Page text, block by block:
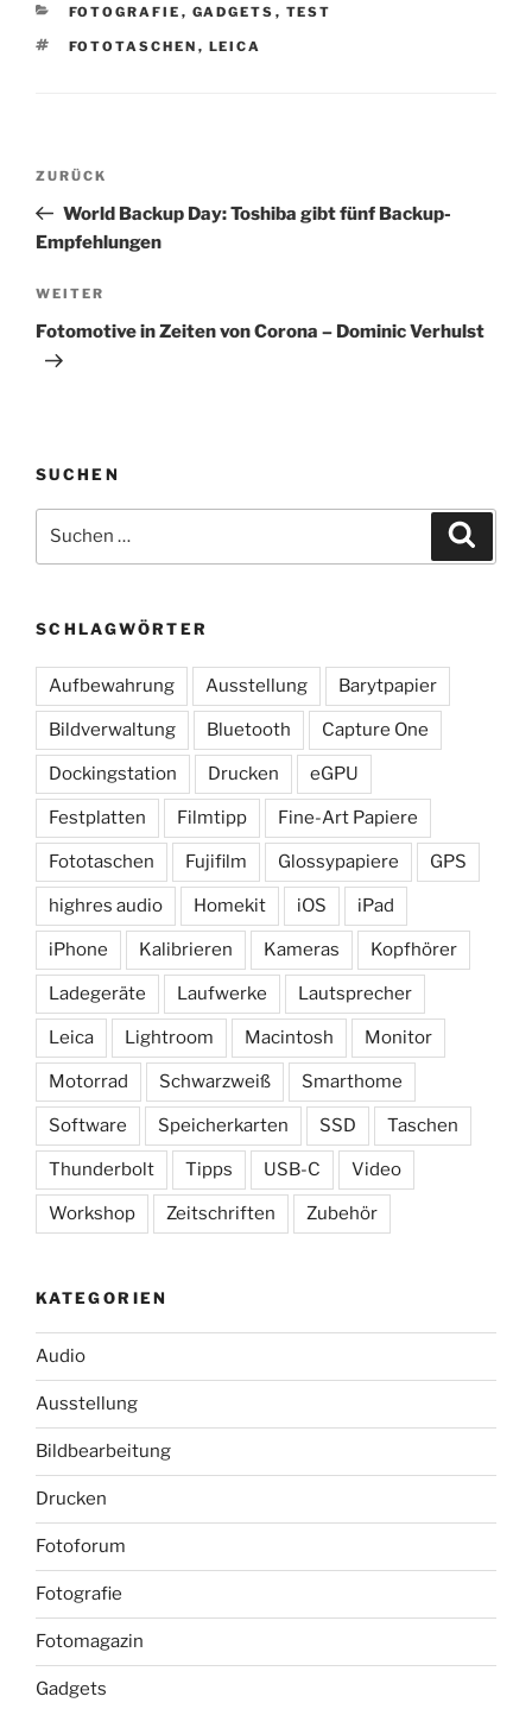
KATEGORIEN
FOTOGRAFIE , GADGETS , TEST
SCHLAGWÖRTER
FOTOTASCHEN , LEICA
Beitragsnavigation
Vorheriger
Beitrag
ZURÜCK
World Backup Day: Toshiba gibt fünf Backup-
Empfehlungen
Nächster
Beitrag
WEITER
Fotomotive in Zeiten von Corona – Dominic Verhulst
SUCHEN
nach:
SCHLAGWÖRTER
Aufbewahrung Ausstellung Barytpapier
Bildverwaltung Bluetooth Capture One
Dockingstation Drucken eGPU
Festplatten Filmtipp Fine-Art Papiere
Fototaschen Fujifilm Glossypapiere GPS
highres audio Homekit iOS iPad
iPhone Kalibrieren Kameras Kopfhörer
Ladegeräte Laufwerke Lautsprecher
Leica Lightroom Macintosh Monitor
Motorrad Schwarzweiß Smarthome
Software Speicherkarten SSD Taschen
Thunderbolt Tipps USB-C Video
Workshop Zeitschriften Zubehör
KATEGORIEN
Audio
Ausstellung
Bildbearbeitung
Drucken
Fotoforum
Fotografie
Fotomagazin
Gadgets